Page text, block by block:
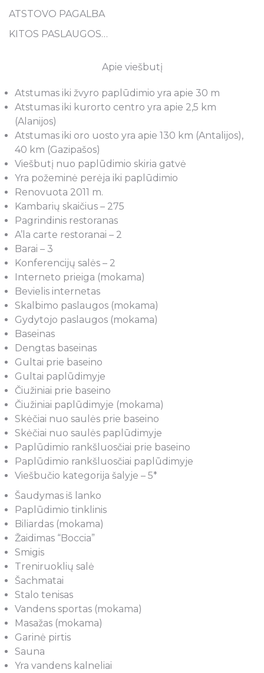
ATSTOVO PAGALBA
KITOS PASLAUGOS…
Apie viešbutį
Atstumas iki žvyro paplūdimio yra apie 30 m
Atstumas iki kurorto centro yra apie 2,5 km
(Alanijos)
Atstumas iki oro uosto yra apie 130 km (Antalijos),
40 km (Gazipašos)
Viešbutį nuo paplūdimio skiria gatvė
Yra požeminė perėja iki paplūdimio
Renovuota 2011 m.
Kambarių skaičius – 275
Pagrindinis restoranas
A’la carte restoranai – 2
Barai – 3
Konferencijų salės – 2
Interneto prieiga (mokama)
Bevielis internetas
Skalbimo paslaugos (mokama)
Gydytojo paslaugos (mokama)
Baseinas
Dengtas baseinas
Gultai prie baseino
Gultai paplūdimyje
Čiužiniai prie baseino
Čiužiniai paplūdimyje (mokama)
Skėčiai nuo saulės prie baseino
Skėčiai nuo saulės paplūdimyje
Paplūdimio rankšluosčiai prie baseino
Paplūdimio rankšluosčiai paplūdimyje
Viešbučio kategorija šalyje – 5*
Šaudymas iš lanko
Paplūdimio tinklinis
Biliardas (mokama)
Žaidimas “Boccia”
Smigis
Treniruoklių salė
Šachmatai
Stalo tenisas
Vandens sportas (mokama)
Masažas (mokama)
Garinė pirtis
Sauna
Yra vandens kalneliai